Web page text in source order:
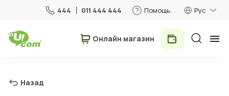
444 011 444 444 Помощь Рус
Онлайн магазин
Назад